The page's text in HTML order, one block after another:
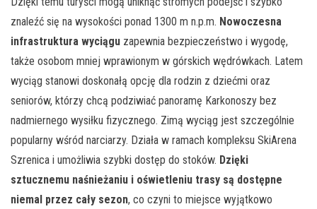
znaleźć się na wysokości ponad 1300 m n.p.m. Nowoczesna
infrastruktura wyciągu zapewnia bezpieczeństwo i wygodę,
także osobom mniej wprawionym w górskich wędrówkach. Latem
wyciąg stanowi doskonałą opcję dla rodzin z dziećmi oraz
seniorów, którzy chcą podziwiać panoramę Karkonoszy bez
nadmiernego wysiłku fizycznego. Zimą wyciąg jest szczególnie
popularny wśród narciarzy. Działa w ramach kompleksu SkiArena
Szrenica i umożliwia szybki dostęp do stoków. Dzięki
sztucznemu naśnieżaniu i oświetleniu trasy są dostępne
niemal przez cały sezon, co czyni to miejsce wyjątkowo